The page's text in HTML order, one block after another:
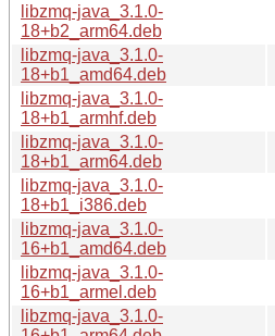
libzmq-java_3.1.0-
18+b2_arm64.deb
libzmq-java_3.1.0-
18+b1_amd64.deb
libzmq-java_3.1.0-
18+b1_armhf.deb
libzmq-java_3.1.0-
18+b1_arm64.deb
libzmq-java_3.1.0-
18+b1_i386.deb
libzmq-java_3.1.0-
16+b1_amd64.deb
libzmq-java_3.1.0-
16+b1_armel.deb
libzmq-java_3.1.0-